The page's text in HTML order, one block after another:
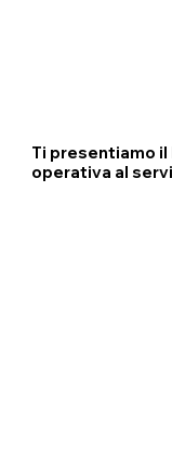
Ti presentiamo il
operativa al